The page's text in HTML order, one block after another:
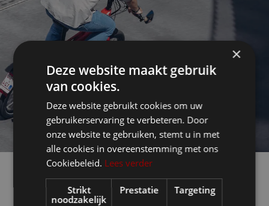
Spécifications
×
Deze website maakt gebruik
van cookies.
Deze website gebruikt cookies om uw
gebruikerservaring te verbeteren. Door
onze website te gebruiken, stemt u in met
alle cookies in overeenstemming met ons
Cookiebeleid. Lees verder
Strikt
noodzakelijk
Prestatie Targeting